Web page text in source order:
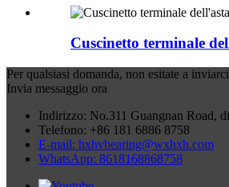
Cuscinetto terminale
Per qualsiasi domanda, non esitate a
Invia messaggio ora
Indirizzo: No.311 Guangnan Road,
Telefono: +86 181 6886 8758
E-mail: hxhvbearing@wxhxh.com
WhatsApp: 8618168868758